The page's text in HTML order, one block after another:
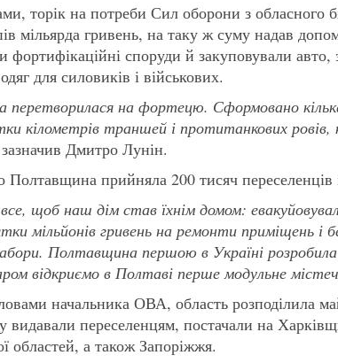
торік на потреби Сил оборони з обласного
мільярда гривень, на таку ж суму надав
фортифікаційні споруди й закуповували авто,
для силовиків і військових.
на фортецю. Сформовано
кілометрів траншей і протитанкових
Дмитро Лунін.
прийняла 200 тисяч переселенців
щоб наш дім став їхнім домом:
мільйонів гривень на ремонти приміщень і
Полтавщина першою в Україні
відкриємо в Полтаві перше модульне
начальника ОВА, область розподілила
видавали переселенцям, постачали на
областей, а також Запоріжжя.